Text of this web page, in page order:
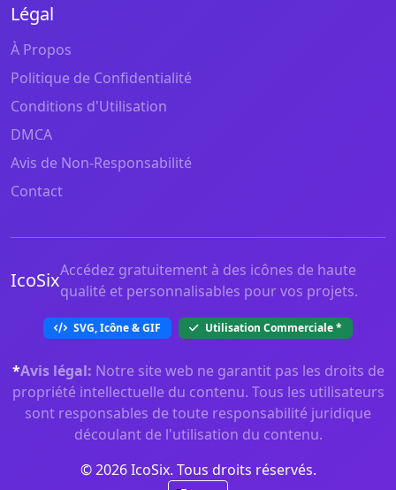
Légal
À Propos
Politique de Confidentialité
Conditions d'Utilisation
DMCA
Avis de Non-Responsabilité
Contact
IcoSixAccédez gratuitement à des icônes de haute
qualité et personnalisables pour vos projets.
SVG, Icône & GIF Utilisation Commerciale*
*Avis légal: Notre site web ne garantit pas les droits de
propriété intellectuelle du contenu. Tous les utilisateurs
sont responsables de toute responsabilité juridique
découlant de l'utilisation du contenu.
© 2026 IcoSix. Tous droits réservés.